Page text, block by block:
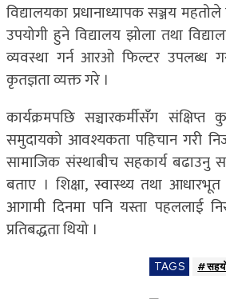
विद्यालयका प्रधानाध्यापक सञ्जय महतोले
उपयोगी हुने विद्यालय झोला तथा
व्यवस्था गर्न आरओ फिल्टर उपलब्ध
कृतज्ञता व्यक्त गरे ।
कार्यक्रमपछि सञ्चारकर्मीसँग
समुदायको आवश्यकता पहिचान गरी
सामाजिक संस्थाबीच सहकार्य
बताए । शिक्षा, स्वास्थ्य तथा आधारभूत
आगामी दिनमा पनि यस्ता पहललाई
प्रतिबद्धता थियो ।
TAGS